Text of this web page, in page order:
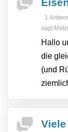
1
sagt
Hallo
die
(und